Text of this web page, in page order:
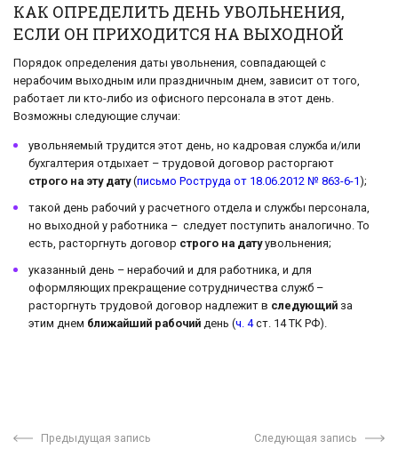
КАК ОПРЕДЕЛИТЬ ДЕНЬ УВОЛЬНЕНИЯ,
ЕСЛИ ОН ПРИХОДИТСЯ НА ВЫХОДНОЙ
Порядок определения даты увольнения, совпадающей с
нерабочим выходным или праздничным днем, зависит от того,
работает ли кто-либо из офисного персонала в этот день.
Возможны следующие случаи:
увольняемый трудится этот день, но кадровая служба и/или
бухгалтерия отдыхает – трудовой договор расторгают
строго на эту дату(письмо Роструда от 18.06.2012 № 863-6-1);
такой день рабочий у расчетного отдела и службы персонала,
но выходной у работника – следует поступить аналогично. То
есть, расторгнуть договор строго на датуувольнения;
указанный день – нерабочий и для работника, и для
оформляющих прекращение сотрудничества служб –
расторгнуть трудовой договор надлежит в следующий за
этим днем ближайший рабочий день (ч. 4ст. 14 ТК РФ).
Предыдущая запись Следующая запись